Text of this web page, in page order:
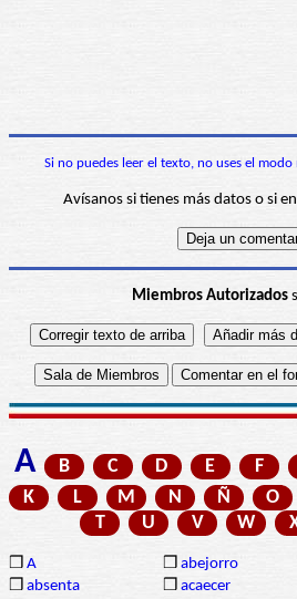
Si no puedes leer el texto, no uses el
Avísanos si tienes más datos o si
Miembros Autorizados
A B C D E F
K
L M N Ñ O
T
U V W
❒ A ❒ abejorro
❒ absenta ❒ acaecer